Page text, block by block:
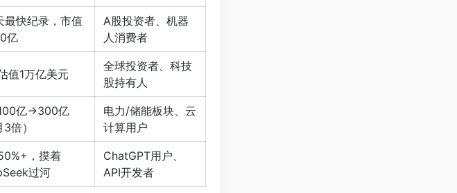
最快纪录，市值
亿
A股投资者、机器
人消费者
值1万亿美元
全球投资者、科技
股持有人
亿→300亿
3倍）
电力/储能板块、云
计算用户
，摸着
过河
ChatGPT用户、
API开发者